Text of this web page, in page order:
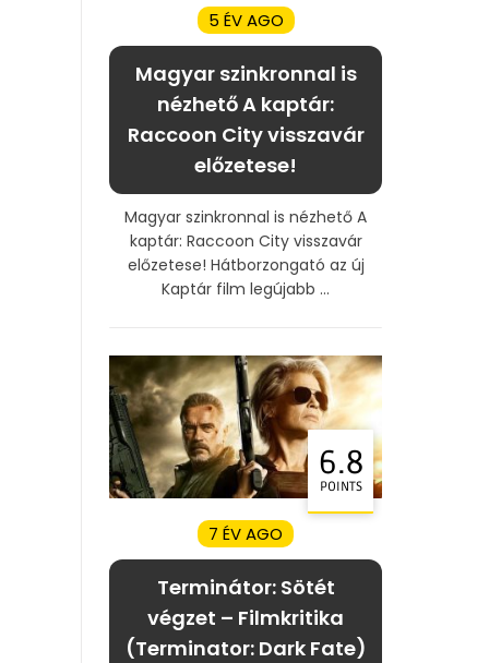
5 ÉV AGO
Magyar szinkronnal is
nézhető A kaptár:
Raccoon City visszavár
előzetese!
Magyar szinkronnal is nézhető A
kaptár: Raccoon City visszavár
előzetese! Hátborzongató az új
Kaptár film legújabb ...
6.8
POINTS
7 ÉV AGO
Terminátor: Sötét
végzet – Filmkritika
(Terminator: Dark Fate)